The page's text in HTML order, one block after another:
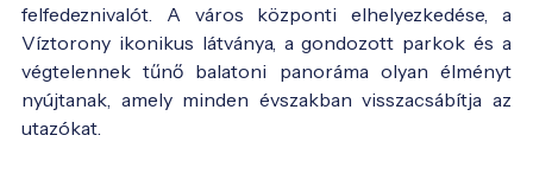
felfedeznivalót. A város központi elhelyezkedése, a
Víztorony ikonikus látványa, a gondozott parkok és a
végtelennek tűnő balatoni panoráma olyan élményt
nyújtanak, amely minden évszakban visszacsábítja az
utazókat.